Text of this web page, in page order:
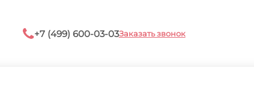
+7 (499) 600-03-03Заказать звонок